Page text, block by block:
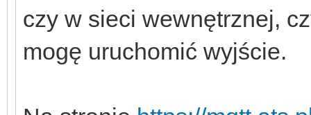
czy w sieci wewnętrznej,
mogę uruchomić wyjście.